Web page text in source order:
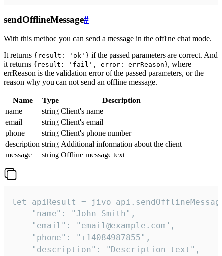
sendOfflineMessage#
With this method you can send a message in the offline chat mode.
It returns {result: 'ok'} if the passed parameters are correct. And
it returns {result: 'fail', error: errReason}, where
errReason is the validation error of the passed parameters, or the
reason why you can not send an offline message.
Name Type
Description
name
string Client's name
email
string Client's email
phone
string Client's phone number
description string Additional information about the client
message
string Offline message text
let apiResult =
    "name": "John Smith",
    "email": "email@example.com",
    "phone": "+14084987855",
    "description": "Description text",